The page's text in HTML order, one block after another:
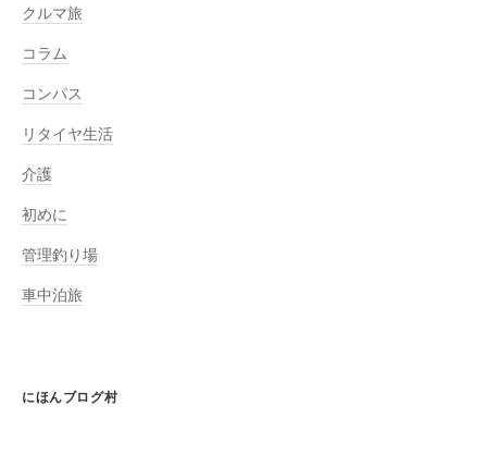
クルマ旅
コラム
コンパス
リタイヤ生活
介護
初めに
管理釣り場
車中泊旅
にほんブログ村